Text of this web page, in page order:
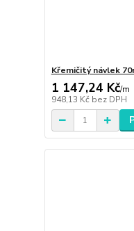
Křemičitý návlek
1 147,24 Kč/m
948,13 Kč bez DPH